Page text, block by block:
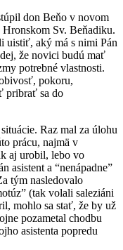
don Beňo v novom
Sv. Beňadiku.
uistiť, aký má s nimi Pán
že novici budú mať
potrebné vlastnosti.
pokoru,
pribrať sa do
Raz mal za úlohu
prácu, najmä v
aj urobil, lebo vo
asistent a “nenápadne”
tým nasledovalo
(tak volali saleziáni
mohlo sa stať, že by už
pozametal chodbu
asistenta popredu